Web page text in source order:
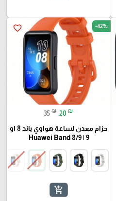
favorite_border -42%
35 ₪ 20 ₪
حزام معدن لساعة هواوي باند 8 او
9 | Huawei Band 8/9
add_shopping_cart